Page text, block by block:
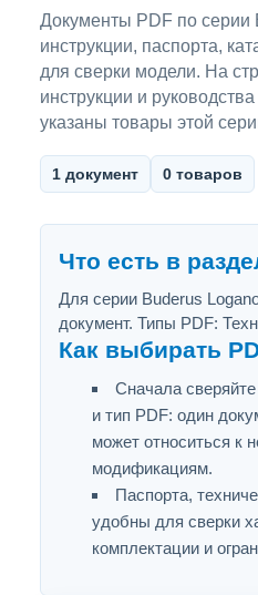
Документы PDF по серии
инструкции, паспорта,
для сверки модели. На
инструкции и
указаны товары этой
1 документ 0 товаров
Что есть в
Для серии Buderus
документ. Типы PDF:
Как выбирать
Сначала
и тип PDF: один
может относиться к
модификациям.
Паспорта,
удобны для сверки
комплектации и